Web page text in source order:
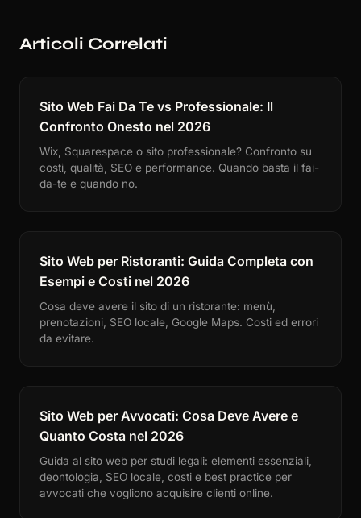
Articoli Correlati
Sito Web Fai Da Te vs Professionale: Il
Confronto Onesto nel 2026
Wix, Squarespace o sito professionale? Confronto su
costi, qualità, SEO e performance. Quando basta il fai-
da-te e quando no.
Sito Web per Ristoranti: Guida Completa con
Esempi e Costi nel 2026
Cosa deve avere il sito di un ristorante: menù,
prenotazioni, SEO locale, Google Maps. Costi ed errori
da evitare.
Sito Web per Avvocati: Cosa Deve Avere e
Quanto Costa nel 2026
Guida al sito web per studi legali: elementi essenziali,
deontologia, SEO locale, costi e best practice per
avvocati che vogliono acquisire clienti online.